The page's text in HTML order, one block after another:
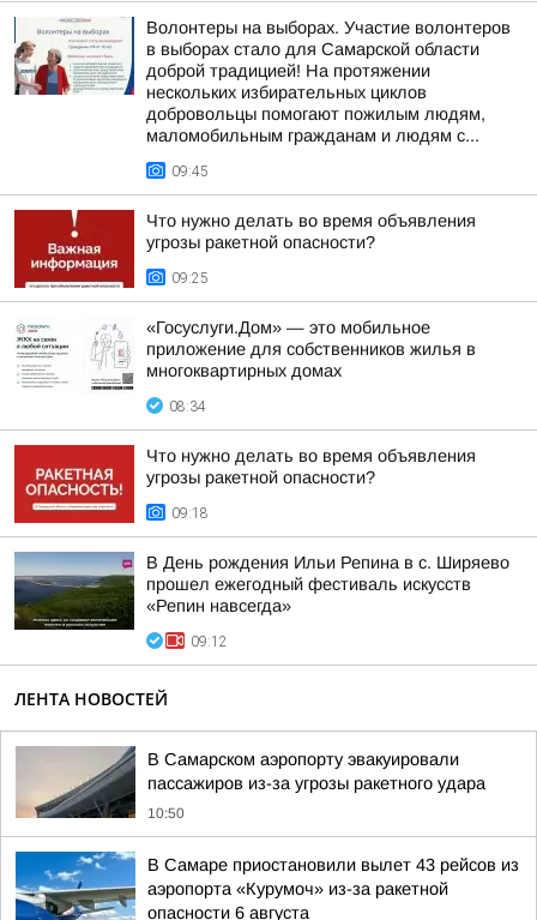
Волонтеры на выборах. Участие волонтеров
в выборах стало для Самарской области
доброй традицией! На протяжении
нескольких избирательных циклов
добровольцы помогают пожилым людям,
маломобильным гражданам и людям с...
09:45
Что нужно делать во время объявления
угрозы ракетной опасности?
09:25
«Госуслуги.Дом» — это мобильное
приложение для собственников жилья в
многоквартирных домах
08:34
Что нужно делать во время объявления
угрозы ракетной опасности?
09:18
В День рождения Ильи Репина в с. Ширяево
прошел ежегодный фестиваль искусств
«Репин навсегда»
09:12
ЛЕНТА НОВОСТЕЙ
В Самарском аэропорту эвакуировали
пассажиров из-за угрозы ракетного удара
10:50
В Самаре приостановили вылет 43 рейсов из
аэропорта «Курумоч» из-за ракетной
опасности 6 августа